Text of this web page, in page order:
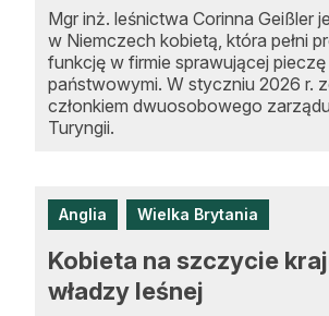
Mgr inż. leśnictwa Corinna Geißler
w Niemczech kobietą, która pełni
funkcję w firmie sprawującej pieczę
państwowymi. W styczniu 2026 r.
członkiem dwuosobowego
Turyngii.
Anglia Wielka Brytania
Kobieta na szczycie
władzy leśnej